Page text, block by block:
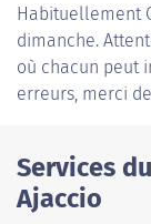
Habituellement
dimanche.
où chacun peut
erreurs, merci
Services
Ajaccio